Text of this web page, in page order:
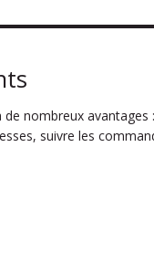
de nombreux
suivre les